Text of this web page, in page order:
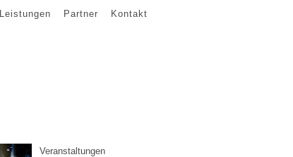
Leistungen Partner Kontakt
Veranstaltungen